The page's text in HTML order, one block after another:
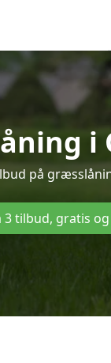
på
3 tilbud, gratis